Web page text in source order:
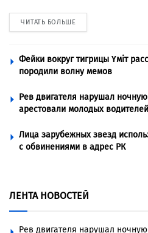
ЧИТАТЬ БОЛЬШЕ
Фейки вокруг тигрицы Үміт
породили волну мемов
Рев двигателя нарушал
арестовали молодых
Лица зарубежных звезд
с обвинениями в адрес РК
ЛЕНТА НОВОСТЕЙ
Рев двигателя нарушал